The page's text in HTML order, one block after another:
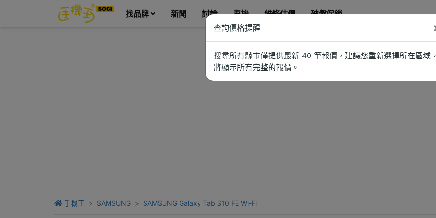
找品牌 新聞 討論 車拚 維修估價 破盤促銷
手機王 SAMSUNG SAMSUNG Galaxy Tab S10 FE Wi-Fi
查詢價格提醒
搜尋所有縣市僅提供最新 40 筆報價，建議您重新選擇所在區域
將顯示所有完整的報價。